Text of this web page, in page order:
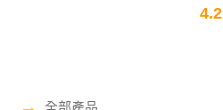
4.2
全部產品